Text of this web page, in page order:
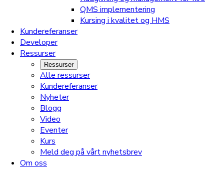
QMS implementering
Kursing i kvalitet og HMS
Kundereferanser
Developer
Ressurser
Ressurser
Alle ressurser
Kundereferanser
Nyheter
Blogg
Video
Eventer
Kurs
Meld deg på vårt nyhetsbrev
Om oss